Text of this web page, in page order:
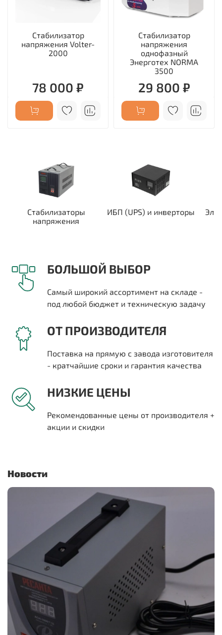
Стабилизатор
напряжения Volter-
2000
78 000 ₽
Стабилизатор
напряжения
однофазный
Энерготех NORMA
3500
29 800 ₽
Стабилизаторы
напряжения
ИБП (UPS) и инверторы
БОЛЬШОЙ ВЫБОР
Самый широкий ассортимент на складе -
под любой бюджет и техническую задачу
ОТ ПРОИЗВОДИТЕЛЯ
Поставка на прямую с завода изготовителя
- кратчайшие сроки и гарантия качества
НИЗКИЕ ЦЕНЫ
Рекомендованные цены от производителя +
акции и скидки
Новости